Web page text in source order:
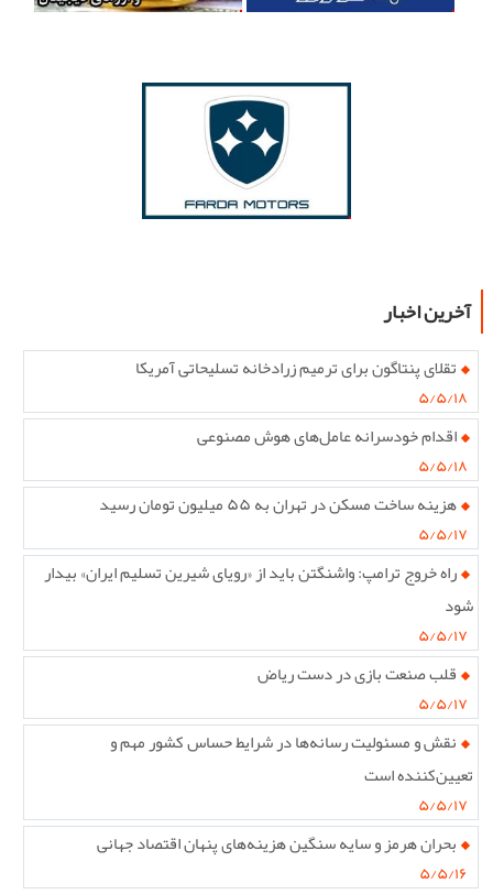
آخرین اخبار
تقلای پنتاگون برای ترمیم زرادخانه تسلیحاتی آمریکا
۵/۵/۱۸
اقدام خودسرانه عامل‌های هوش مصنوعی
۵/۵/۱۸
هزینه ساخت مسکن در تهران به ۵۵ میلیون تومان رسید
۵/۵/۱۷
راه خروج ترامپ: واشنگتن باید از «رویای شیرین تسلیم ایران» بیدار
شود
۵/۵/۱۷
قلب صنعت بازی در دست ریاض
۵/۵/۱۷
نقش و مسئولیت رسانه‌ها در شرایط حساس کشور مهم و
تعیین‌کننده است
۵/۵/۱۷
بحران هرمز و سایه سنگین هزینه‌های پنهان اقتصاد جهانی
۵/۵/۱۶